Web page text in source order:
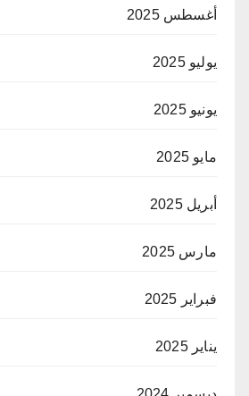
أغسطس 2025
يوليو 2025
يونيو 2025
مايو 2025
أبريل 2025
مارس 2025
فبراير 2025
يناير 2025